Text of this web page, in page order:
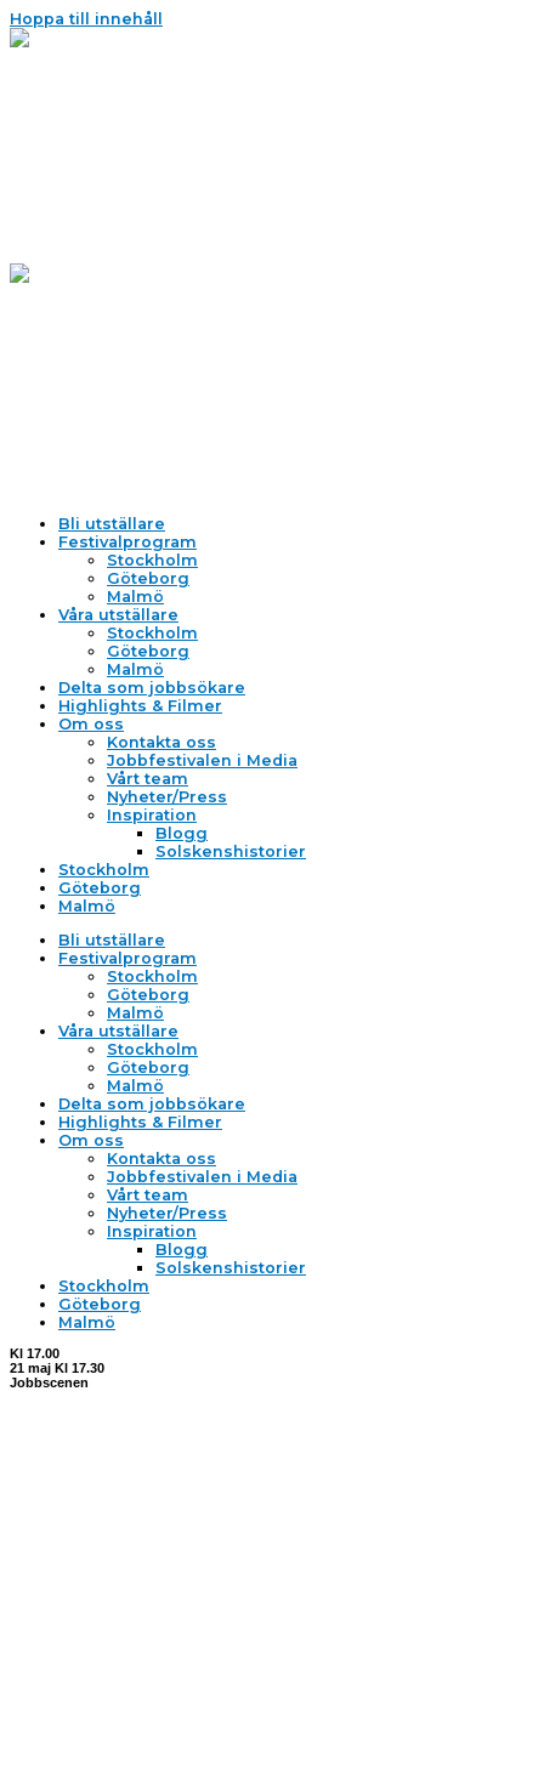
Hoppa till innehåll
Bli utställare
Festivalprogram
Stockholm
Göteborg
Malmö
Våra utställare
Stockholm
Göteborg
Malmö
Delta som jobbsökare
Highlights & Filmer
Om oss
Kontakta oss
Jobbfestivalen i Media
Vårt team
Nyheter/Press
Inspiration
Blogg
Solskenshistorier
Stockholm
Göteborg
Malmö
Bli utställare
Festivalprogram
Stockholm
Göteborg
Malmö
Våra utställare
Stockholm
Göteborg
Malmö
Delta som jobbsökare
Highlights & Filmer
Om oss
Kontakta oss
Jobbfestivalen i Media
Vårt team
Nyheter/Press
Inspiration
Blogg
Solskenshistorier
Stockholm
Göteborg
Malmö
Kl 17.00
21 maj Kl 17.30
Jobbscenen